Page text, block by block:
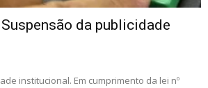
da publicidade
institucional. Em cumprimento da lei nº